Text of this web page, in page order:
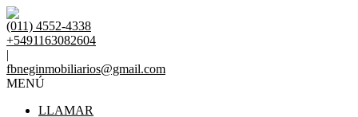
(011) 4552-4338
+5491163082604
|
fbneginmobiliarios@gmail.com
MENÚ
LLAMAR